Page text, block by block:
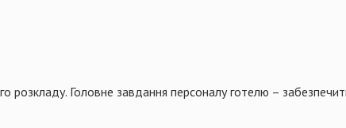
розкладу. Головне завдання персоналу готелю –